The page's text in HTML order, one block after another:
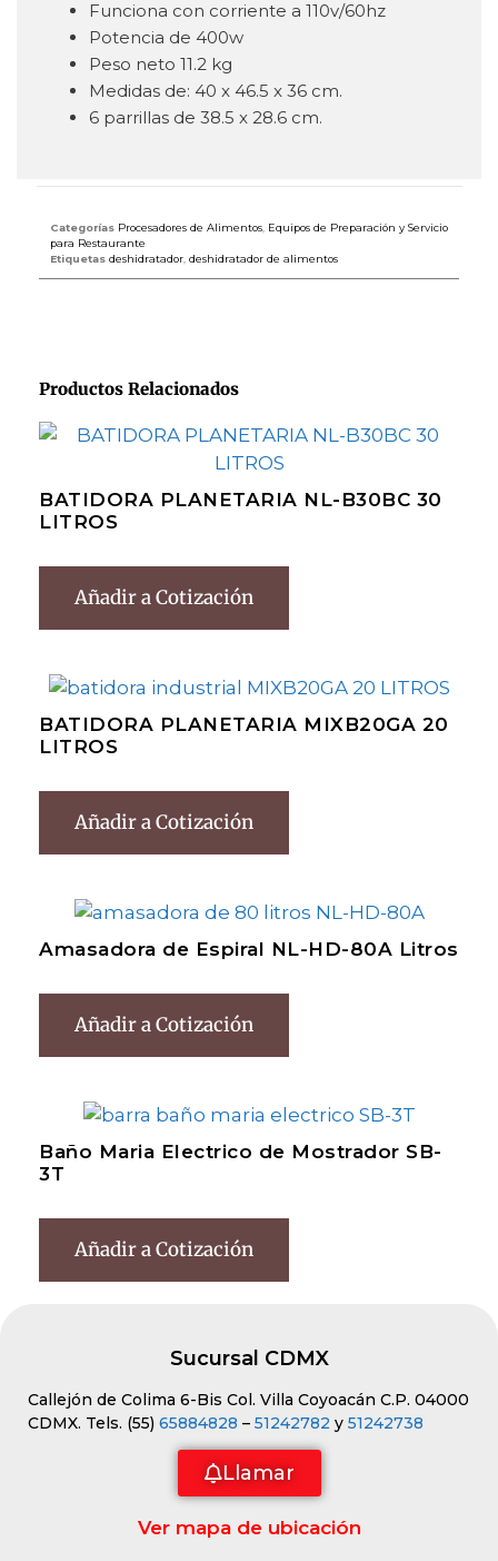
Funciona con corriente a 110v/60hz
Potencia de 400w
Peso neto 11.2 kg
Medidas de: 40 x 46.5 x 36 cm.
6 parrillas de 38.5 x 28.6 cm.
Categorías Procesadores de Alimentos Equipos de Preparación y Servicio
para Restaurante
Etiquetas deshidratador deshidratador de alimentos
Productos Relacionados
BATIDORA PLANETARIA NL-B30BC 30
LITROS
Añadir a Cotización
BATIDORA PLANETARIA MIXB20GA 20
LITROS
Añadir a Cotización
Amasadora de Espiral NL-HD-80A Litros
Añadir a Cotización
Baño Maria Electrico de Mostrador SB-
3T
Añadir a Cotización
Sucursal CDMX
Callejón de Colima 6-Bis Col. Villa Coyoacán C.P. 04000
CDMX. Tels. (55) 65884828 – 51242782 y 51242738
Llamar
Ver mapa de ubicación